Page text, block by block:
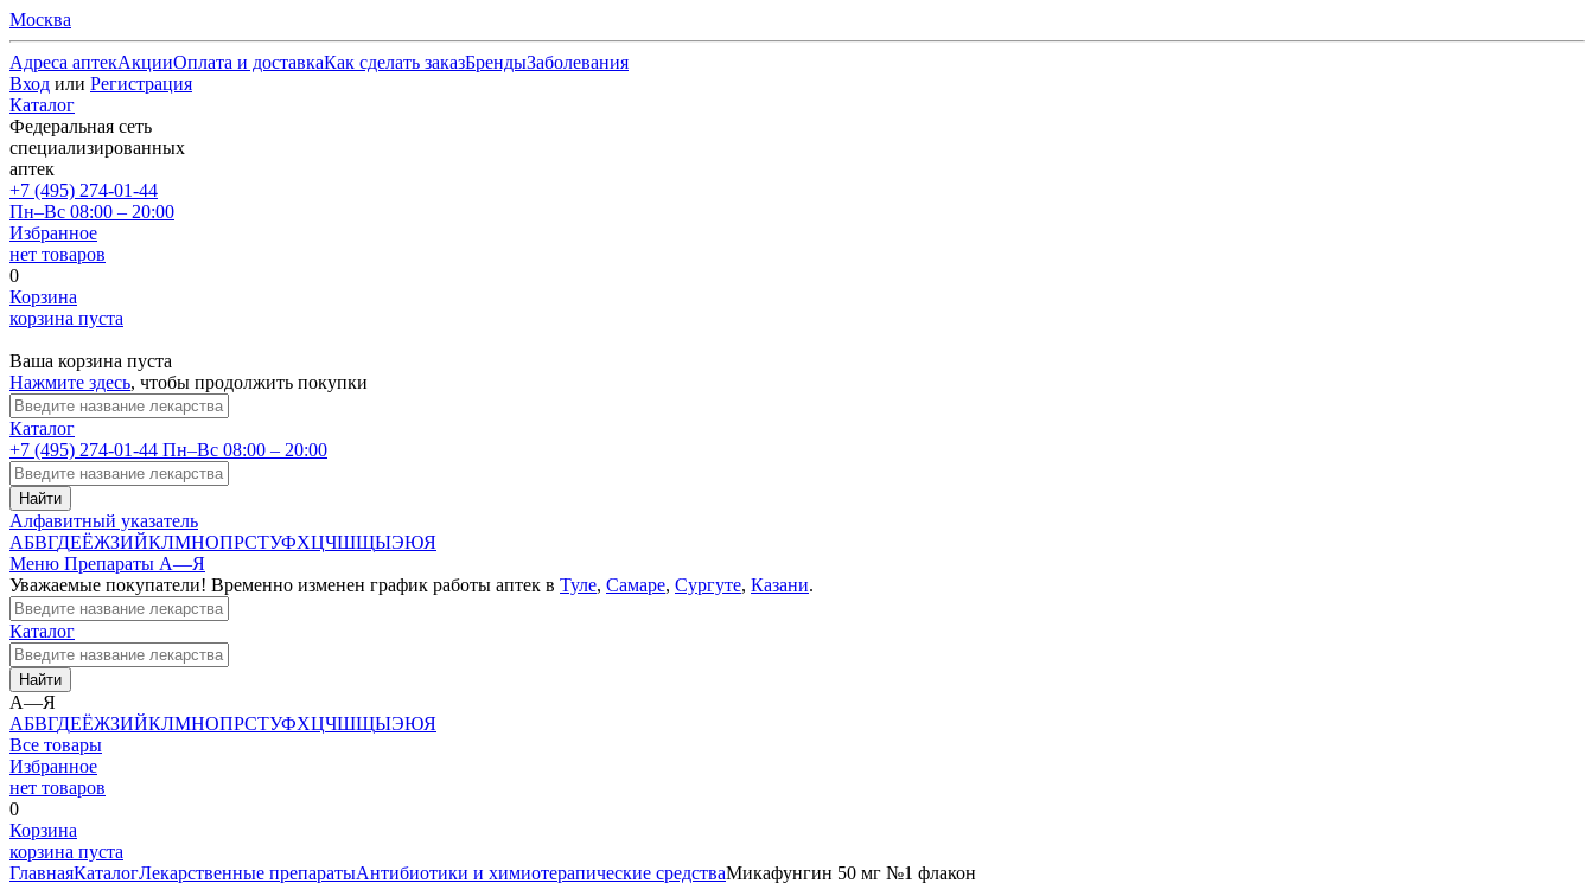
Москва
Адреса аптекАкцииОплата и доставкаКак сделать заказБрендыЗаболевания
Вход или Регистрация
Каталог
Федеральная сеть
специализированных
аптек
+7 (495) 274-01-44
Пн–Вс 08:00 – 20:00
Избранное
нет товаров
0
Корзина
корзина пуста
Ваша корзина пуста
Нажмите здесь, чтобы продолжить покупки
Каталог
+7 (495) 274-01-44 Пн–Вс 08:00 – 20:00
Найти
Алфавитный указатель
АБВГДЕЁЖЗИЙКЛМНОПРСТУФХЦЧШЩЫЭЮЯ
Меню Препараты А—Я
Уважаемые покупатели! Временно изменен график работы аптек в Туле, Самаре, Сургуте, Казани.
Каталог
Найти
А—Я
АБВГДЕЁЖЗИЙКЛМНОПРСТУФХЦЧШЩЫЭЮЯ
Все товары
Избранное
нет товаров
0
Корзина
корзина пуста
ГлавнаяКаталогЛекарственные препаратыАнтибиотики и химиотерапические средстваМикафунгин 50 мг №1 флакон